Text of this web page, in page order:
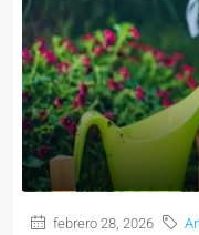
febrero 28, 2026